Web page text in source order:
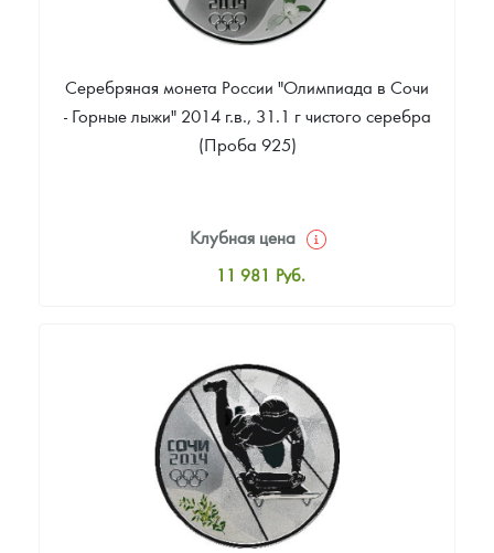
Серебряная монета России "Олимпиада в Сочи
- Горные лыжи" 2014 г.в., 31.1 г чистого серебра
(Проба 925)
Клубная цена
11 981 Руб.
Цена выкупа
Звоните